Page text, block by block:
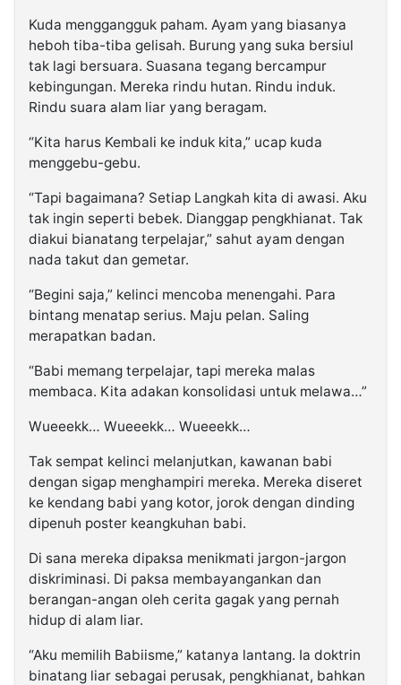
Kuda menggangguk paham. Ayam yang biasanya
heboh tiba-tiba gelisah. Burung yang suka bersiul
tak lagi bersuara. Suasana tegang bercampur
kebingungan. Mereka rindu hutan. Rindu induk.
Rindu suara alam liar yang beragam.
“Kita harus Kembali ke induk kita,” ucap kuda
menggebu-gebu.
“Tapi bagaimana? Setiap Langkah kita di awasi. Aku
tak ingin seperti bebek. Dianggap pengkhianat. Tak
diakui bianatang terpelajar,” sahut ayam dengan
nada takut dan gemetar.
“Begini saja,” kelinci mencoba menengahi. Para
bintang menatap serius. Maju pelan. Saling
merapatkan badan.
“Babi memang terpelajar, tapi mereka malas
membaca. Kita adakan konsolidasi untuk melawa…”
Wueeekk… Wueeekk… Wueeekk…
Tak sempat kelinci melanjutkan, kawanan babi
dengan sigap menghampiri mereka. Mereka diseret
ke kendang babi yang kotor, jorok dengan dinding
dipenuh poster keangkuhan babi.
Di sana mereka dipaksa menikmati jargon-jargon
diskriminasi. Di paksa membayangankan dan
berangan-angan oleh cerita gagak yang pernah
hidup di alam liar.
“Aku memilih Babiisme,” katanya lantang. Ia doktrin
binatang liar sebagai perusak, pengkhianat, bahkan